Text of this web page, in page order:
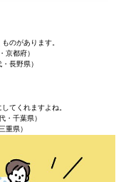
のがあります。
京都府）
長野県）
てくれますよね。
・千葉県）
重県）